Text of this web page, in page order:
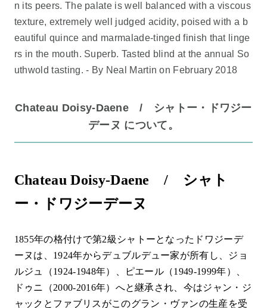
n its peers. The palate is well balanced with a viscous
texture, extremely well judged acidity, poised with a b
eautiful quince and marmalade-tinged finish that linge
rs in the mouth. Superb. Tasted blind at the annual So
uthwold tasting. - By Neal Martin on February 2018
Chateau Doisy-Daene / シャトー・ドワジー
デーヌ について。
Chateau Doisy-Daene / シャト
ー・ドワジーデーヌ
1855年の格付けで第2級シャトーとなったドワジーデ
ーヌは、1924年からデュブルデュー家が所有し、ジョ
ルジュ（1924-1948年）、ピエール（1949-1999年）、
ドゥニ（2000-2016年）へと継承され、今はジャン・ジ
ャックとファブリスがこのグラン・ヴァンの生産を受